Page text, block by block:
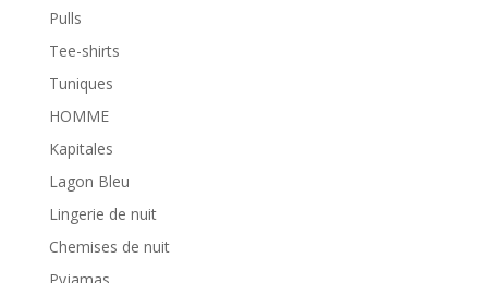
Pulls
Tee-shirts
Tuniques
HOMME
Kapitales
Lagon Bleu
Lingerie de nuit
Chemises de nuit
Pyjamas